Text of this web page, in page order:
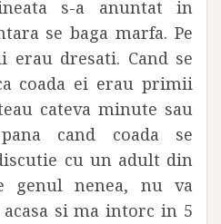
s-a anuntat in
se baga marfa. Pe
erau dresati. Cand se
coada ei erau primii
cateva minute sau
cand coada se
cu un adult din
genul nenea, nu va
si ma intorc in 5